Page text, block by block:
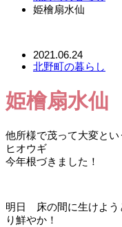
姫檜扇水仙
2021.06.24
北野町の暮らし
姫檜扇水仙
他所様で茂って大変と
ヒオウギ
今年根づきました！
明日 床の間に生けよう
り鮮やか！